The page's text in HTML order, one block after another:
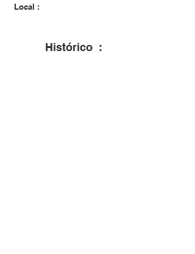
Local :
Histórico :